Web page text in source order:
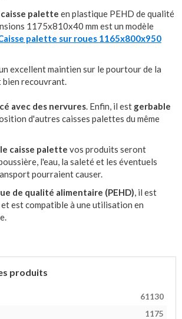
palette en plastique PEHD de qualité
1175x810x40 mm est un modèle
palette sur roues 1165x800x950
excellent maintien sur le pourtour de la
bien recouvrant.
avec des nervures. Enfin, il est gerbable
d'autres caisses palettes du même
caisse palette vos produits seront
l'eau, la saleté et les éventuels
pourraient causer.
de qualité alimentaire (PEHD), il est
est compatible à une utilisation en
produits
61130
1175